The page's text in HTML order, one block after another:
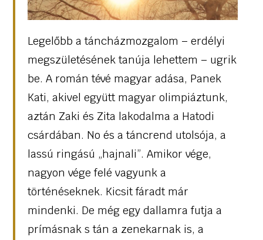
Legelőbb a táncházmozgalom – erdélyi
megszületésének tanúja lehettem – ugrik
be. A román tévé magyar adása, Panek
Kati, akivel együtt magyar olimpiáztunk,
aztán Zaki és Zita lakodalma a Hatodi
csárdában. No és a táncrend utolsója, a
lassú ringású „hajnali”. Amikor vége,
nagyon vége felé vagyunk a
történéseknek. Kicsit fáradt már
mindenki. De még egy dallamra futja a
prímásnak s tán a zenekarnak is, a